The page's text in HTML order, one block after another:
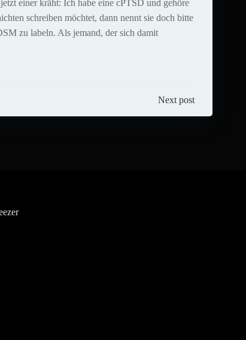
einer kräht: Ich habe eine cPTSD und gehöre
schreiben möchtet, dann nennt sie doch bitte
zu labeln. Als jemand, der sich damit
Next post